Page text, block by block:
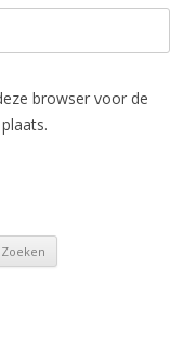
browser voor de